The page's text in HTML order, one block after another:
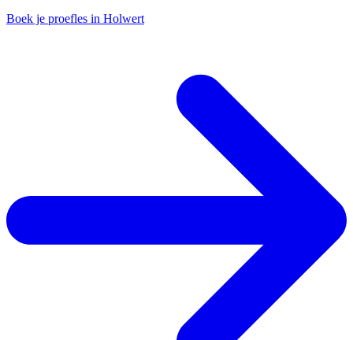
Boek je proefles in Holwert